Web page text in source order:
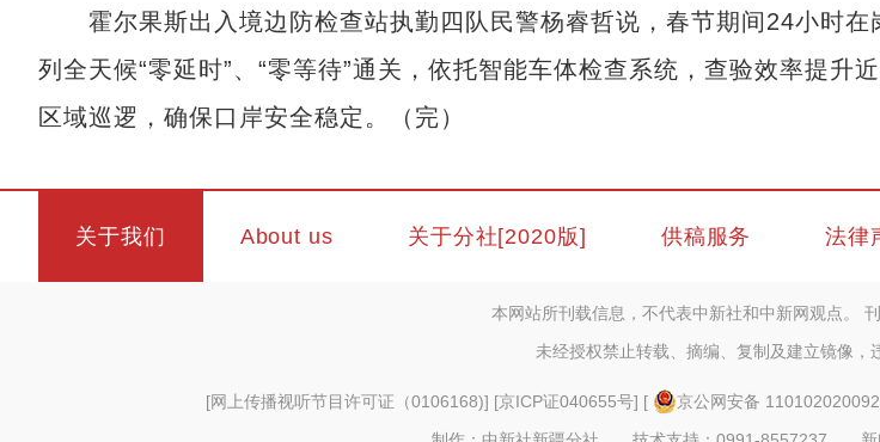
霍尔果斯出入境边防检查站执勤四队民警杨睿哲说，春节期间24小时在
列全天候“零延时”、“零等待”通关，依托智能车体检查系统，查验效率提升
区域巡逻，确保口岸安全稳定。（完）
关于我们 About us 关于分社[2020版] 供稿服务 法律
本网站所刊载信息，不代表中新社和中新网观点。
未经授权禁止转载、摘编、复制及建立镜像，
[网上传播视听节目许可证（0106168)] [京ICP证040655号] [ 京公网安备